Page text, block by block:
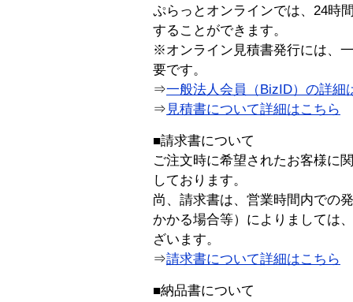
ぷらっとオンラインでは、24時
することができます。
※オンライン見積書発行には、
要です。
⇒一般法人会員（BizID）の詳細
⇒ 見積書について詳細はこちら
■請求書について
ご注文時に希望されたお客様に
しております。
尚、請求書は、営業時間内での
かかる場合等）によりましては
ざいます。
⇒請求書について詳細はこちら
■納品書について